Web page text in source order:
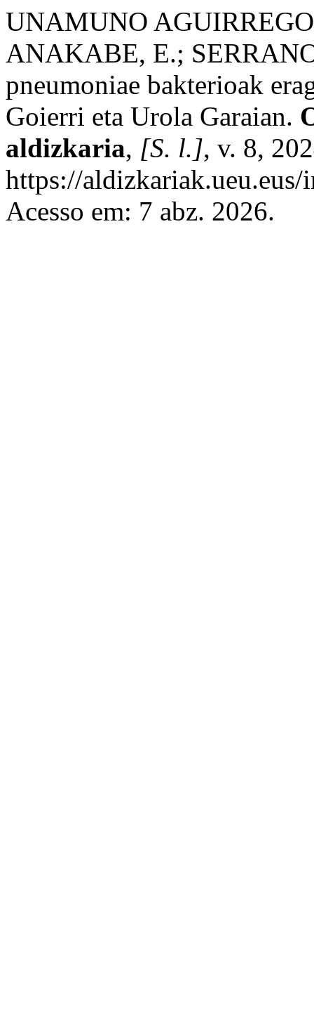
UNAMUNO
ANAKABE, E.;
pneumoniae bakterioak
Goierri eta Urola Garaian.
aldizkaria, [S. l.], v. 8,
https://
Acesso em: 7 abz. 2026.